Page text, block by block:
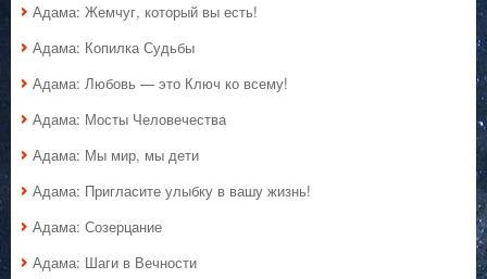
Адама: Жемчуг, который вы есть!
Адама: Копилка Судьбы
Адама: Любовь — это Ключ ко всему!
Адама: Мосты Человечества
Адама: Мы мир, мы дети
Адама: Пригласите улыбку в вашу жизнь!
Адама: Созерцание
Адама: Шаги в Вечности